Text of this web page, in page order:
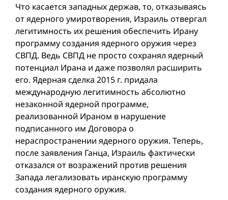
Что касается западных держав, то, отказываясь
от ядерного умиротворения, Израиль отвергал
легитимность их решения обеспечить Ирану
программу создания ядерного оружия через
СВПД. Ведь СВПД не просто сохранял ядерный
потенциал Ирана и даже позволял расширить
его. Ядерная сделка 2015 г. придала
международную легитимность абсолютно
незаконной ядерной программе,
реализованной Ираном в нарушение
подписанного им Договора о
нераспространении ядерного оружия. Теперь,
после заявления Ганца, Израиль фактически
отказался от возражений против решения
Запада легализовать иранскую программу
создания ядерного оружия.